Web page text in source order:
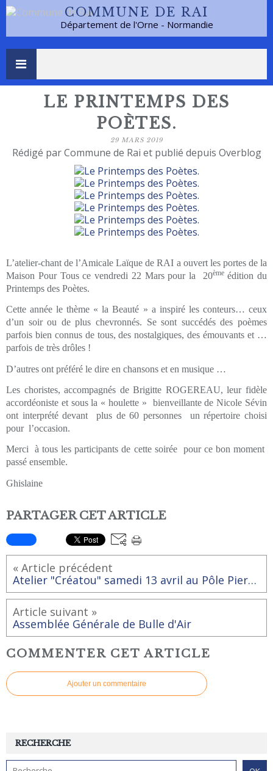
COMMUNE DE RAI
Département de l'Orne - Normandie
LE PRINTEMPS DES
POÈTES.
29 MARS 2019
Rédigé par Commune de Rai et publié depuis Overblog
L’atelier-chant de l’Amicale Laïque de RAI a ouvert les portes de la
Maison Pour Tous ce vendredi 22 Mars pour la 20èmeédition du
Printemps des Poètes.
Cette année le thème « la Beauté » a inspiré les conteurs… ceux
d’un soir ou de plus chevronnés. Se sont succédés des poèmes
parfois bien connus de tous, des nostalgiques, des émouvants et …
parfois de très drôles !
D’autres ont préféré le dire en chansons et en musique …
Les choristes, accompagnés de Brigitte ROGEREAU, leur fidèle
accordéoniste et sous la « houlette » bienveillante de Nicole Sévin
ont interprété devant plus de 60 personnes un répertoire choisi
pour l’occasion.
Merci à tous les participants de cette soirée pour ce bon moment
passé ensemble.
Ghislaine
PARTAGER CET ARTICLE
« Article précédent
Atelier "Créatou" samedi 13 avril au Pôle Pierre Sévin.
Article suivant »
Assemblée Générale de Bulle d'Air
COMMENTER CET ARTICLE
Ajouter un commentaire
RECHERCHE